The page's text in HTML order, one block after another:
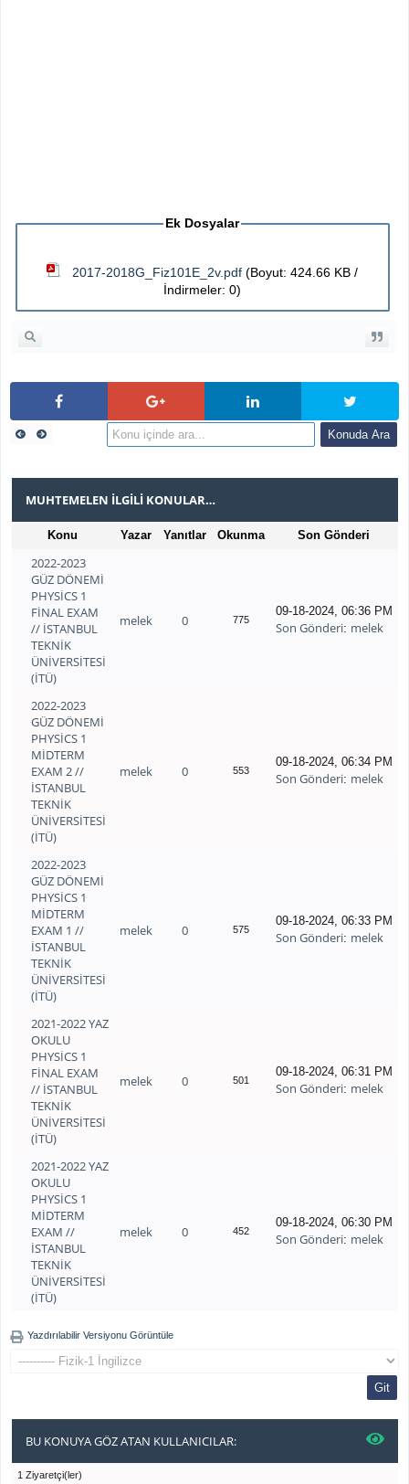
Ek Dosyalar
2017-2018G_Fiz101E_2v.pdf (Boyut: 424.66 KB /
İndirmeler: 0)
MUHTEMELEN İLGILI KONULAR…
Konu Yazar Yanıtlar Okunma Son Gönderi
2022-2023
GÜZ DÖNEMİ
PHYSİCS 1
FİNAL EXAM
// İSTANBUL
TEKNİK
ÜNİVERSİTESİ
(İTÜ)
melek 0 775
09-18-2024, 06:36 PM
Son Gönderi: melek
2022-2023
GÜZ DÖNEMİ
PHYSİCS 1
MİDTERM
EXAM 2 //
İSTANBUL
TEKNİK
ÜNİVERSİTESİ
(İTÜ)
melek 0 553
09-18-2024, 06:34 PM
Son Gönderi: melek
2022-2023
GÜZ DÖNEMİ
PHYSİCS 1
MİDTERM
EXAM 1 //
İSTANBUL
TEKNİK
ÜNİVERSİTESİ
(İTÜ)
melek 0 575
09-18-2024, 06:33 PM
Son Gönderi: melek
2021-2022 YAZ
OKULU
PHYSİCS 1
FİNAL EXAM
// İSTANBUL
TEKNİK
ÜNİVERSİTESİ
(İTÜ)
melek 0 501
09-18-2024, 06:31 PM
Son Gönderi: melek
2021-2022 YAZ
OKULU
PHYSİCS 1
MİDTERM
EXAM //
İSTANBUL
TEKNİK
ÜNİVERSİTESİ
(İTÜ)
melek 0 452
09-18-2024, 06:30 PM
Son Gönderi: melek
Yazdırılabilir Versiyonu Görüntüle
BU KONUYA GÖZ ATAN KULLANICILAR:
1 Ziyaretçi(ler)